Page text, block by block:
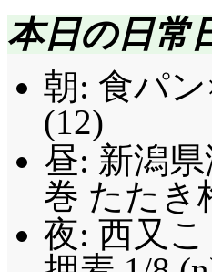
本日の日常
朝: 食パ
(12)
昼: 新潟
巻 たたき
夜: 西又